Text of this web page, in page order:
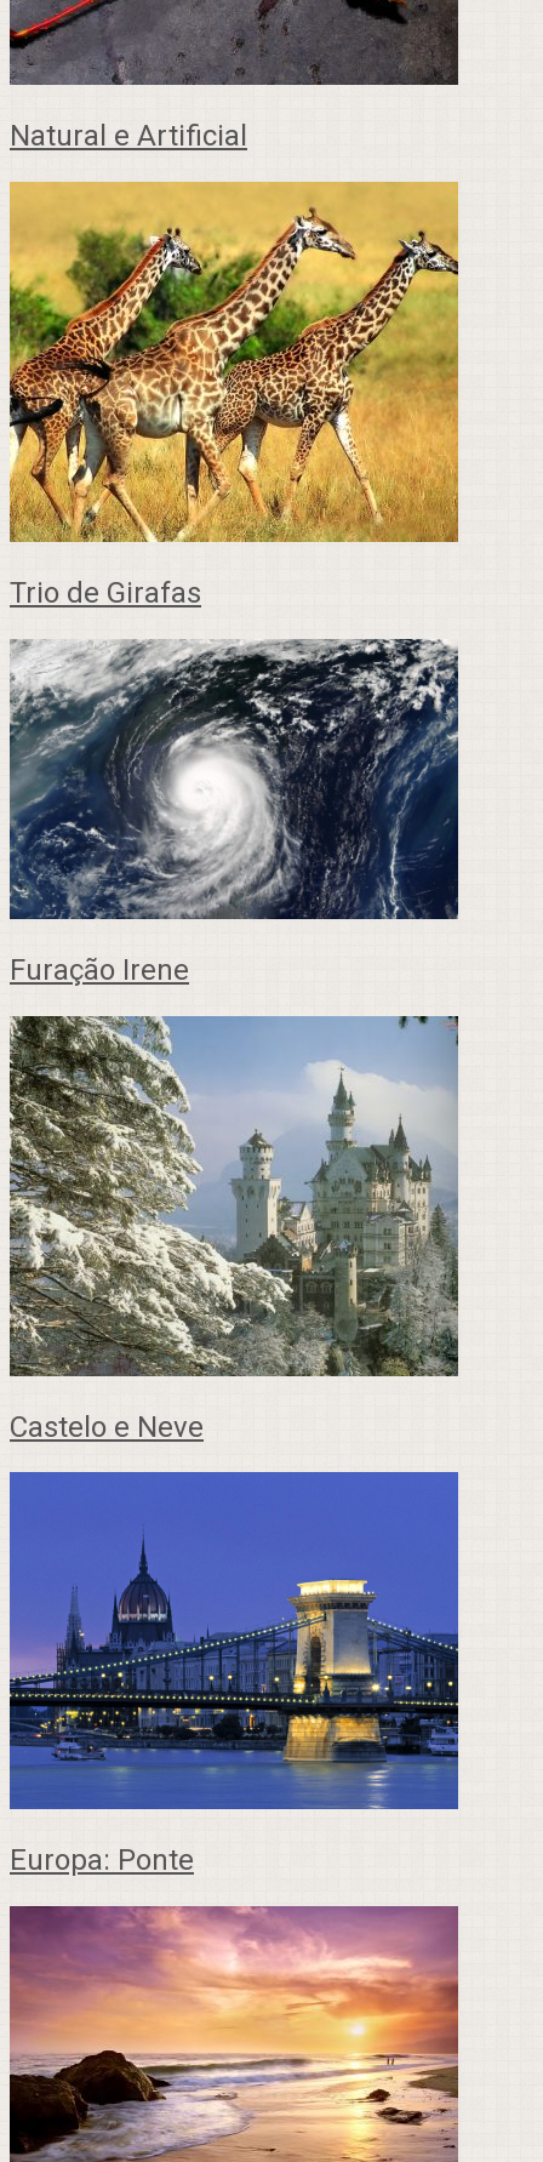
Natural e Artificial
Trio de Girafas
Furação Irene
Castelo e Neve
Europa: Ponte